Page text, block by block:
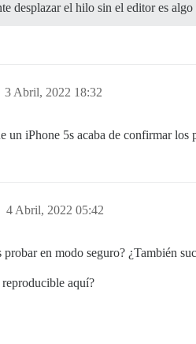
desplazar el hilo sin el editor es
3 Abril, 2022 18:32
un iPhone 5s acaba de confirmar los
4 Abril, 2022 05:42
probar en modo seguro? ¿También
reproducible aquí?